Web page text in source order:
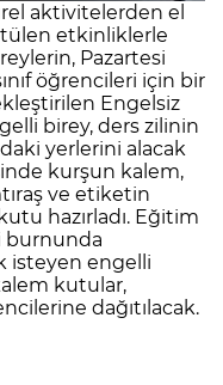
aktivitelerden el
etkinliklerle
Pazartesi
öğrencileri için bir
Engelsiz
birey, ders zilinin
yerlerini alacak
kurşun kalem,
ve etiketin
hazırladı. Eğitim
burnunda
isteyen engelli
kutular,
dağıtılacak.